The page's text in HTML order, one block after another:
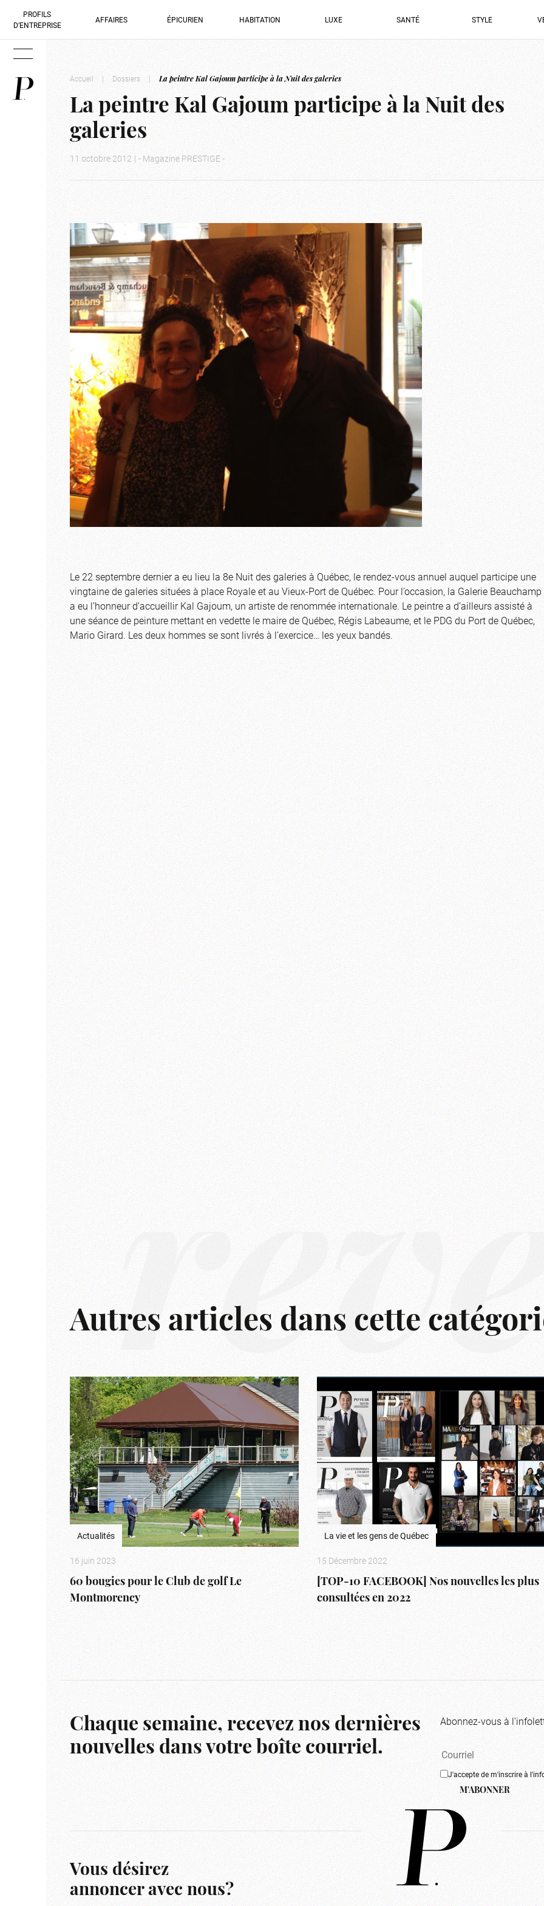
PROFILS
D’ENTREPRISE
AFFAIRES ÉPICURIEN HABITATION LUXE SANTÉ STYLE
Accueil | Dossiers | La peintre Kal Gajoum participe à la Nuit des galeries
La peintre Kal Gajoum participe à la Nuit des
galeries
11 octobre 2012 | - Magazine PRESTIGE -
Le 22 septembre dernier a eu lieu la 8e Nuit des galeries à Québec, le rendez-vous annuel auquel participe une
vingtaine de galeries situées à place Royale et au Vieux-Port de Québec. Pour l’occasion, la Galerie Beauchamp
a eu l’honneur d’accueillir Kal Gajoum, un artiste de renommée internationale. Le peintre a d’ailleurs assisté à
une séance de peinture mettant en vedette le maire de Québec, Régis Labeaume, et le PDG du Port de Québec,
Mario Girard. Les deux hommes se sont livrés à l’exercice… les yeux bandés.
Autres articles dans cette
Actualités
16 juin 2023
60 bougies pour le Club de golf Le
Montmorency
La vie et les gens de Québec
15 Décembre 2022
[TOP-10 FACEBOOK] Nos nouvelles les plus
consultées en 2022
Chaque semaine, recevez nos dernières
nouvelles dans votre boîte courriel.
Abonnez-vous à
J'accepte de m'inscrire à
M'ABONNER
Vous désirez
annoncer avec nous?